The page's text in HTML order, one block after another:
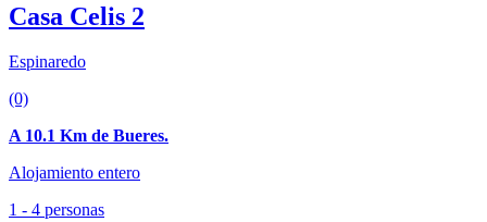
Casa Celis 2
Espinaredo
(0)
A 10.1 Km de Bueres.
Alojamiento entero
1 - 4 personas